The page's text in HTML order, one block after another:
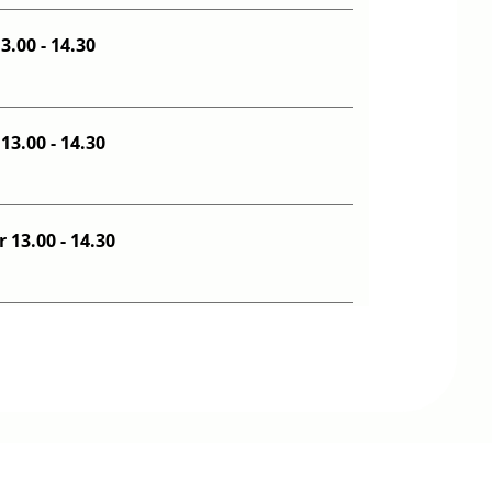
d. 31. oktober 13.00- 14.30
Lørdag d. 7. november 13.00- 14.30
Lørdag d. 14. november 13.00- 14.30